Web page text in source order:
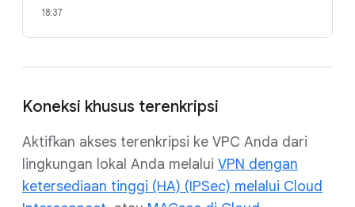
18:37
Koneksi khusus terenkripsi
Aktifkan akses terenkripsi ke VPC Anda dari
lingkungan lokal Anda melalui VPN dengan
ketersediaan tinggi (HA) (IPSec) melalui Cloud